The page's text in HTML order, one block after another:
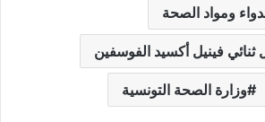
ومواد الصحة
ثنائي فينيل أكسيد الفوسفين
وزارة الصحة التونسية